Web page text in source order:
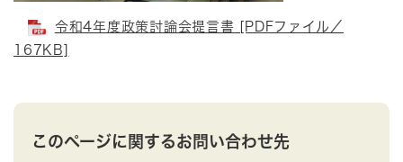
令和4年度政策討論会提言書 [PDFファイル／
167KB]
このページに関するお問い合わせ先